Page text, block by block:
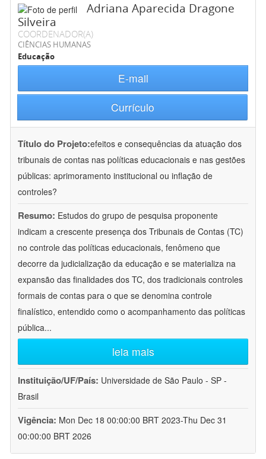
Adriana Aparecida Dragone
Silveira
COORDENADOR(A)
CIÊNCIAS HUMANAS
Educação
E-mail
Currículo
Título do Projeto:efeitos e consequências da atuação dos
tribunais de contas nas políticas educacionais e nas gestões
públicas: aprimoramento institucional ou inflação de
controles?
Resumo: Estudos do grupo de pesquisa proponente
indicam a crescente presença dos Tribunais de Contas (TC)
no controle das políticas educacionais, fenômeno que
decorre da judicialização da educação e se materializa na
expansão das finalidades dos TC, dos tradicionais controles
formais de contas para o que se denomina controle
finalístico, entendido como o acompanhamento das políticas
pública...
leia mais
Instituição/UF/País: Universidade de São Paulo - SP -
Brasil
Vigência: Mon Dec 18 00:00:00 BRT 2023-Thu Dec 31
00:00:00 BRT 2026